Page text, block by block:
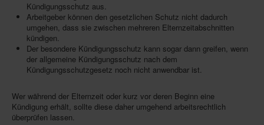
Kündigungsschutz aus.
Arbeitgeber können den gesetzlichen Schutz nicht dadurch
umgehen, dass sie zwischen mehreren Elternzeitabschnitten
kündigen.
Der besondere Kündigungsschutz kann sogar dann greifen, wenn
der allgemeine Kündigungsschutz nach dem
Kündigungsschutzgesetz noch nicht anwendbar ist.
Wer während der Elternzeit oder kurz vor deren Beginn eine
Kündigung erhält, sollte diese daher umgehend arbeitsrechtlich
überprüfen lassen.